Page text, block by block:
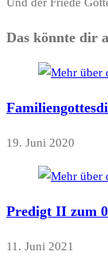
Und der Friede
Das könnte dir
19. Juni 2020
Predigt II zum
11. Juni 2021